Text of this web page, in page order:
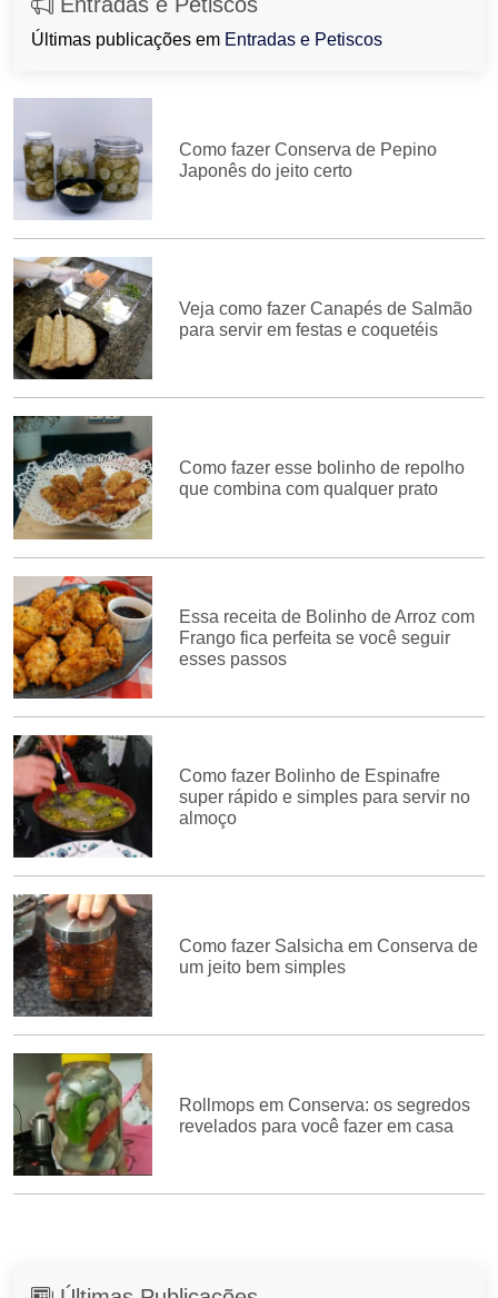
Últimas publicações em Entradas e Petiscos
Como fazer Conserva de Pepino
Japonês do jeito certo
Veja como fazer Canapés de Salmão
para servir em festas e coquetéis
Como fazer esse bolinho de repolho
que combina com qualquer prato
Essa receita de Bolinho de Arroz com
Frango fica perfeita se você seguir
esses passos
Como fazer Bolinho de Espinafre
super rápido e simples para servir no
almoço
Como fazer Salsicha em Conserva de
um jeito bem simples
Rollmops em Conserva: os segredos
revelados para você fazer em casa